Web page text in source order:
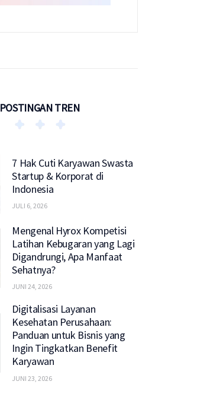
POSTINGAN TREN
7 Hak Cuti Karyawan Swasta
Startup & Korporat di
Indonesia
JULI 6, 2026
Mengenal Hyrox Kompetisi
Latihan Kebugaran yang Lagi
Digandrungi, Apa Manfaat
Sehatnya?
JUNI 24, 2026
Digitalisasi Layanan
Kesehatan Perusahaan:
Panduan untuk Bisnis yang
Ingin Tingkatkan Benefit
Karyawan
JUNI 23, 2026